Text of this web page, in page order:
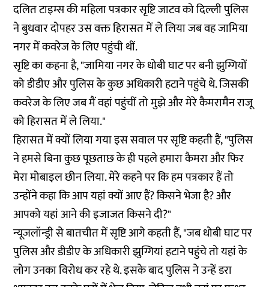
दलित टाइम्स की महिला पत्रकार सृष्टि जाटव को दिल्ली पुलिस
ने बुधवार दोपहर उस वक्त हिरासत में ले लिया जब वह जामिया
नगर में कवरेज के लिए पहुंची थीं.
सृष्टि का कहना है, "जामिया नगर के धोबी घाट पर बनी झुग्गियों
को डीडीए और पुलिस के कुछ अधिकारी हटाने पहुंचे थे. जिसकी
कवरेज के लिए जब मैं वहां पहुंचीं तो मुझे और मेरे कैमरामैन राजू
को हिरासत में ले लिया."
हिरासत में क्यों लिया गया इस सवाल पर सृष्टि कहती हैं, "पुलिस
ने हमसे बिना कुछ पूछताछ के ही पहले हमारा कैमरा और फिर
मेरा मोबाइल छीन लिया. मेरे कहने पर कि हम पत्रकार हैं तो
उन्होंने कहा कि आप यहां क्यों आए हैं? किसने भेजा है? और
आपको यहां आने की इजाजत किसने दी?"
न्यूजलॉन्ड्री से बातचीत में सृष्टि आगे कहती हैं, "जब धोबी घाट पर
पुलिस और डीडीए के अधिकारी झुग्गियां हटाने पहुंचे तो यहां के
लोग उनका विरोध कर रहे थे. इसके बाद पुलिस ने उन्हें डरा